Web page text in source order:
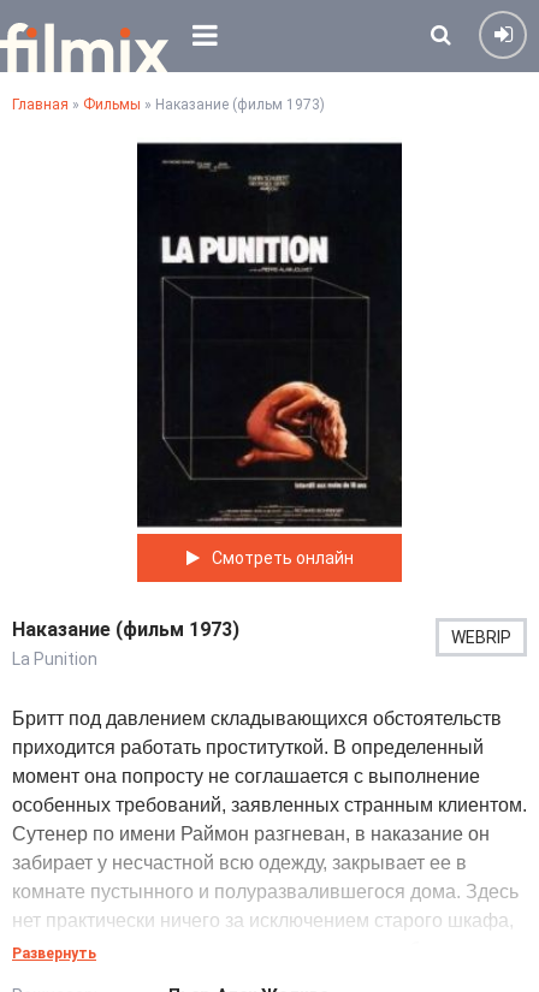
Главная » Фильмы » Наказание (фильм 1973)
Смотреть онлайн
Наказание (фильм 1973)
La Punition
WEBRIP
Бритт под давлением складывающихся обстоятельств
приходится работать проституткой. В определенный
момент она попросту не соглашается с выполнение
особенных требований, заявленных странным клиентом.
Сутенер по имени Раймон разгневан, в наказание он
забирает у несчастной всю одежду, закрывает ее в
комнате пустынного и полуразвалившегося дома. Здесь
нет практически ничего за исключением старого шкафа,
наполненного садомазохистскими приспособлениями и
Развернуть